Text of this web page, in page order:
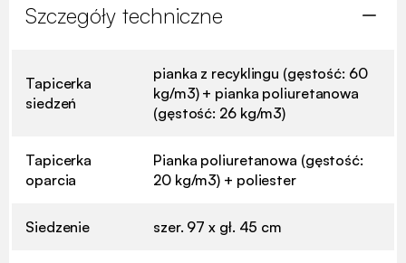
Szczegóły techniczne
Tapicerka
siedzeń
pianka z recyklingu (gęstość: 60
kg/m3) + pianka poliuretanowa
(gęstość: 26 kg/m3)
Tapicerka
oparcia
Pianka poliuretanowa (gęstość:
20 kg/m3) + poliester
Siedzenie szer. 97 x gł. 45 cm